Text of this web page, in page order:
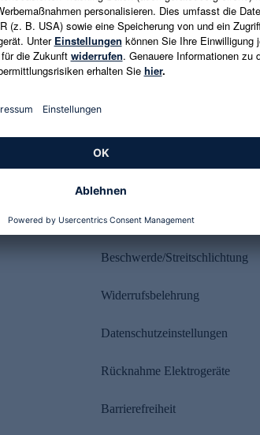
ist jederzeit in
Es gelten die Datenschutzrichtlinien
Rechtliches
Beschwerde/Streitschlichtung
Widerrufsbelehrung
Datenschutzeinstellungen
Rücknahme Elektrogeräte
Barrierefreiheit